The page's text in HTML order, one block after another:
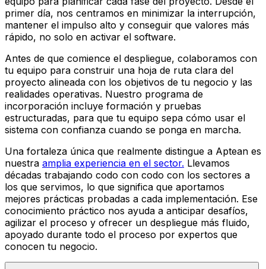
primer día, nos centramos en minimizar la interrupción,
mantener el impulso alto y conseguir que valores más
rápido, no solo en activar el software.
Antes de que comience el despliegue, colaboramos con
tu equipo para construir una hoja de ruta clara del
proyecto alineada con los objetivos de tu negocio y las
realidades operativas. Nuestro programa de
incorporación incluye formación y pruebas
estructuradas, para que tu equipo sepa cómo usar el
sistema con confianza cuando se ponga en marcha.
Una fortaleza única que realmente distingue a Aptean es
nuestra amplia experiencia en el sector. Llevamos
décadas trabajando codo con codo con los sectores a
los que servimos, lo que significa que aportamos
mejores prácticas probadas a cada implementación. Ese
conocimiento práctico nos ayuda a anticipar desafíos,
agilizar el proceso y ofrecer un despliegue más fluido,
apoyado durante todo el proceso por expertos que
conocen tu negocio.